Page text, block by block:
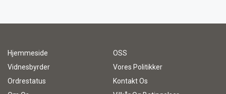
Hjemmeside
OSS
Vidnesbyrder
Vores Politikker
Ordrestatus
Kontakt Os